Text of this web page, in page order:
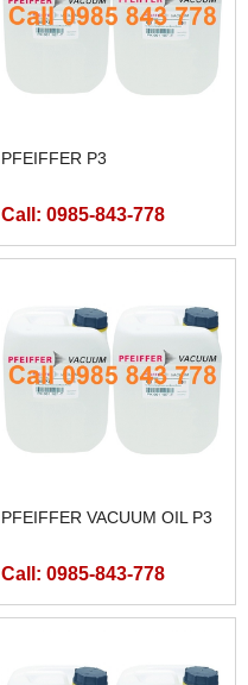
PFEIFFER P3
Call: 0985-843-778
PFEIFFER VACUUM OIL P3
Call: 0985-843-778